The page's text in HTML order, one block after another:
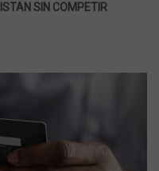
SIN COMPETIR